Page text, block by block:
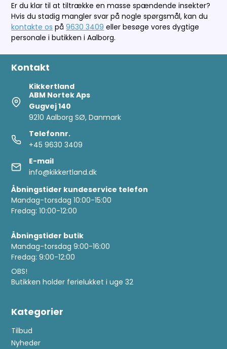
Er du klar til at tiltrække en masse spændende insekter?
Hvis du stadig mangler svar på nogle spørgsmål, kan du
kontakte os på9630 3409 eller besøge vores dygtige
personale i butikken i Aalborg.
Kontakt
Kikkertland
ABM Nortek Aps
Gugvej 140
9210 Aalborg SØ, Danmark
Telefonnr.
+45 9630 3409
E-mail
info@kikkertland.dk
Åbningstider kundeservice telefon
Mandag-torsdag 10:00-15:00
Fredag: 10:00-12:00
Åbningstider butik
Mandag-torsdag 9:00-16:00
Fredag: 9:00-12:00
OBS!
Butikken holder ferielukket i uge 32
Kategorier
Tilbud
Nyheder